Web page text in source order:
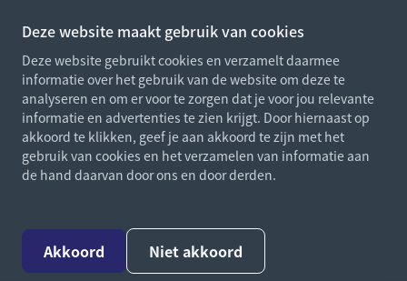
Deze website maakt gebruik van cookies
Deze website gebruikt cookies en verzamelt daarmee
informatie over het gebruik van de website om deze te
analyseren en om er voor te zorgen dat je voor jou relevante
informatie en advertenties te zien krijgt. Door hiernaast op
akkoord te klikken, geef je aan akkoord te zijn met het
gebruik van cookies en het verzamelen van informatie aan
de hand daarvan door ons en door derden.
Akkoord Niet akkoord